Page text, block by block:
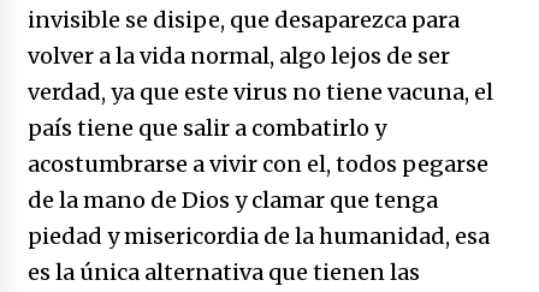
invisible se disipe, que desaparezca para
volver a la vida normal, algo lejos de ser
verdad, ya que este virus no tiene vacuna, el
país tiene que salir a combatirlo y
acostumbrarse a vivir con el, todos pegarse
de la mano de Dios y clamar que tenga
piedad y misericordia de la humanidad, esa
es la única alternativa que tienen las